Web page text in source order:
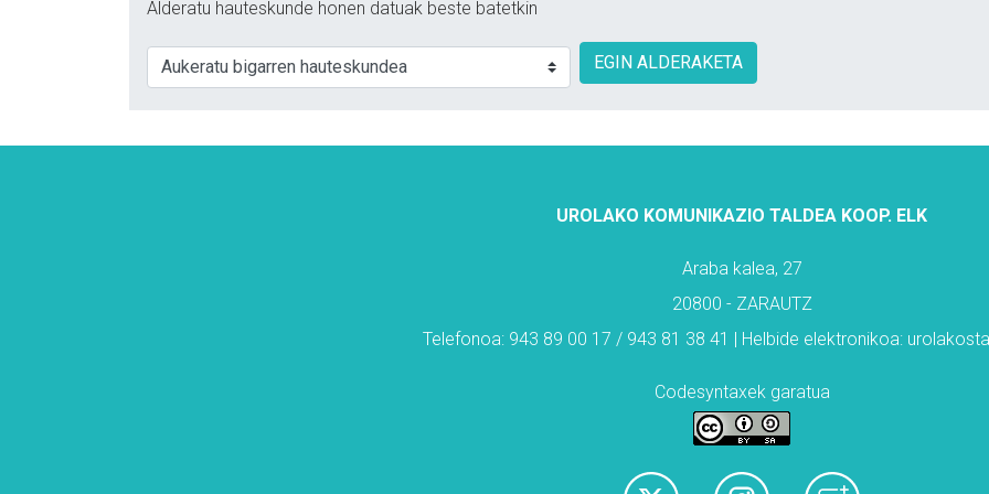
Alderatu hauteskunde honen datuak beste batetkin
EGIN ALDERAKETA
UROLAKO KOMUNIKAZIO TALDEA KOOP. ELK
Araba kalea, 27
20800 - ZARAUTZ
Telefonoa: 943 89 00 17 / 943 81 38 41 | Helbide elektronikoa:
Codesyntaxek garatua